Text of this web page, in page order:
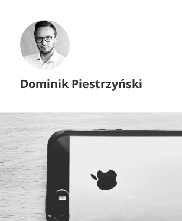
Dominik Piestrzyński